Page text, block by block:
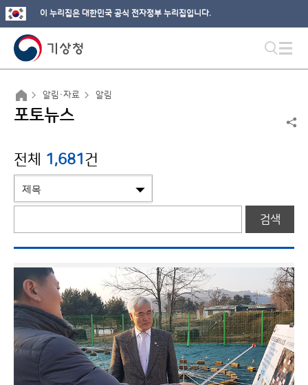
이 누리집은 대한민국 공식 전자정부 누리집입니다.
알림·자료 알림
포토뉴스
전체 1,681건
검색